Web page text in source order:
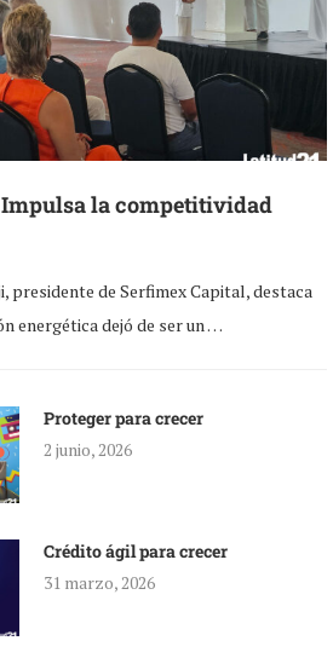
la competitividad
presidente de Serfimex Capital, destaca
energética dejó de ser un …
Proteger para crecer
2 junio, 2026
Crédito ágil para crecer
31 marzo, 2026